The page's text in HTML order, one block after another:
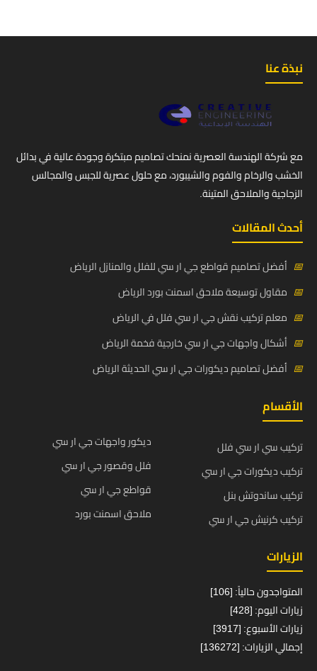
نبذة عنا
مع شركة الهندسة العصرية نمنحك تصاميم مبتكرة وجودة عالية في بدائل
الخشب والرخام والفوم والشيبورد، مع حلول عصرية للجبس والمجالس
الزجاجية والملاحق المتينة.
أحدث المقالات
📅 أفضل تصاميم قواطع جي ار سي للفلل والمنازل الرياض
📅 مقاول توسيعة ملاحق اسمنت بورد الرياض
📅 معلم تركيب نقش جي ار سي فلل في الرياض
📅 أشكال واجهات جي ار سي خارجية فخمة الرياض
📅 أفضل تصاميم ديكورات جي ار سي الحديثة الرياض
الأقسام
تركيب سي ار سي فلل
تركيب ديكورات جي ار سي
تركيب ساندوتش بنل
تركيب كرنيش جي ار سي
ديكور واجهات جي ار سي
فلل وقصور جي ار سي
قواطع جي ار سي
ملاحق اسمنت بورد
الزيارات
المتواجدون حالياً: [106]
زيارات اليوم: [428]
زيارات الأسبوع: [3917]
إجمالي الزيارات: [136272]